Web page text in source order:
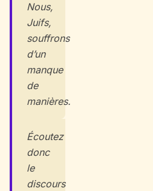
Nous,
Juifs,
souffrons
d’un
manque
de
manières.
Écoutez
donc
le
discours